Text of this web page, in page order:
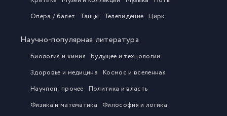
Опера / балет
Танцы Телевидение Цирк
Научно-популярная литература
Биология и химия
Будущее и технологии
Здоровье и медицина
Космос и вселенная
Научпоп: прочее
Политика и власть
Физика и математика
Философия и логика